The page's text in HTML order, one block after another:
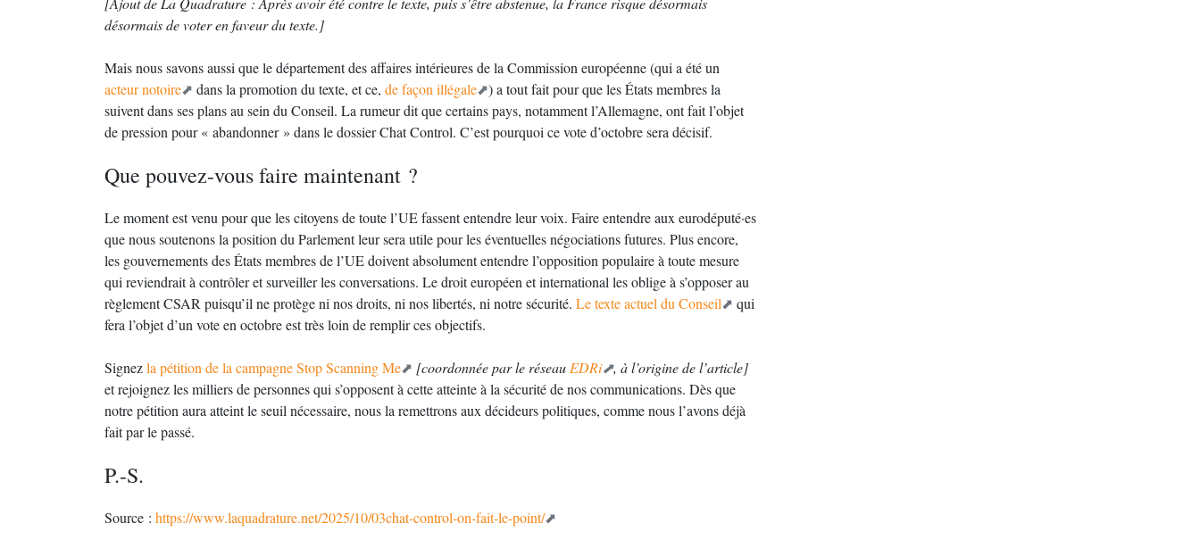
désormais de voter en faveur du texte.]
Mais nous savons aussi que le département des affaires intérieures de la Commission européenne (qui a été un
acteur notoire
dans la promotion du texte, et ce, de façon illégale
) a tout fait pour que les États membres la
suivent dans ses plans au sein du Conseil. La rumeur dit que certains pays, notamment l’Allemagne, ont fait l’objet
de pression pour « abandonner » dans le dossier Chat Control. C’est pourquoi ce vote d’octobre sera décisif.
Que pouvez-vous faire maintenant ?
Le moment est venu pour que les citoyens de toute l’UE fassent entendre leur voix. Faire entendre aux eurodéputé·es
que nous soutenons la position du Parlement leur sera utile pour les éventuelles négociations futures. Plus encore,
les gouvernements des États membres de l’UE doivent absolument entendre l’opposition populaire à toute mesure
qui reviendrait à contrôler et surveiller les conversations. Le droit européen et international les oblige à s’opposer au
règlement CSAR puisqu’il ne protège ni nos droits, ni nos libertés, ni notre sécurité. Le texte actuel du Conseil
qui
fera l’objet d’un vote en octobre est très loin de remplir ces objectifs.
Signezla pétition de la campagne Stop Scanning Me [coordonnée par le réseau EDRi
, à l’origine de l’article]
et rejoignez les milliers de personnes qui s’opposent à cette atteinte à la sécurité de nos communications. Dès que
notre pétition aura atteint le seuil nécessaire, nous la remettrons aux décideurs politiques, comme nous l’avons déjà
fait par le passé.
P.-S.
Source : https://www.laquadrature.net/2025/10/03chat-control-on-fait-le-point/